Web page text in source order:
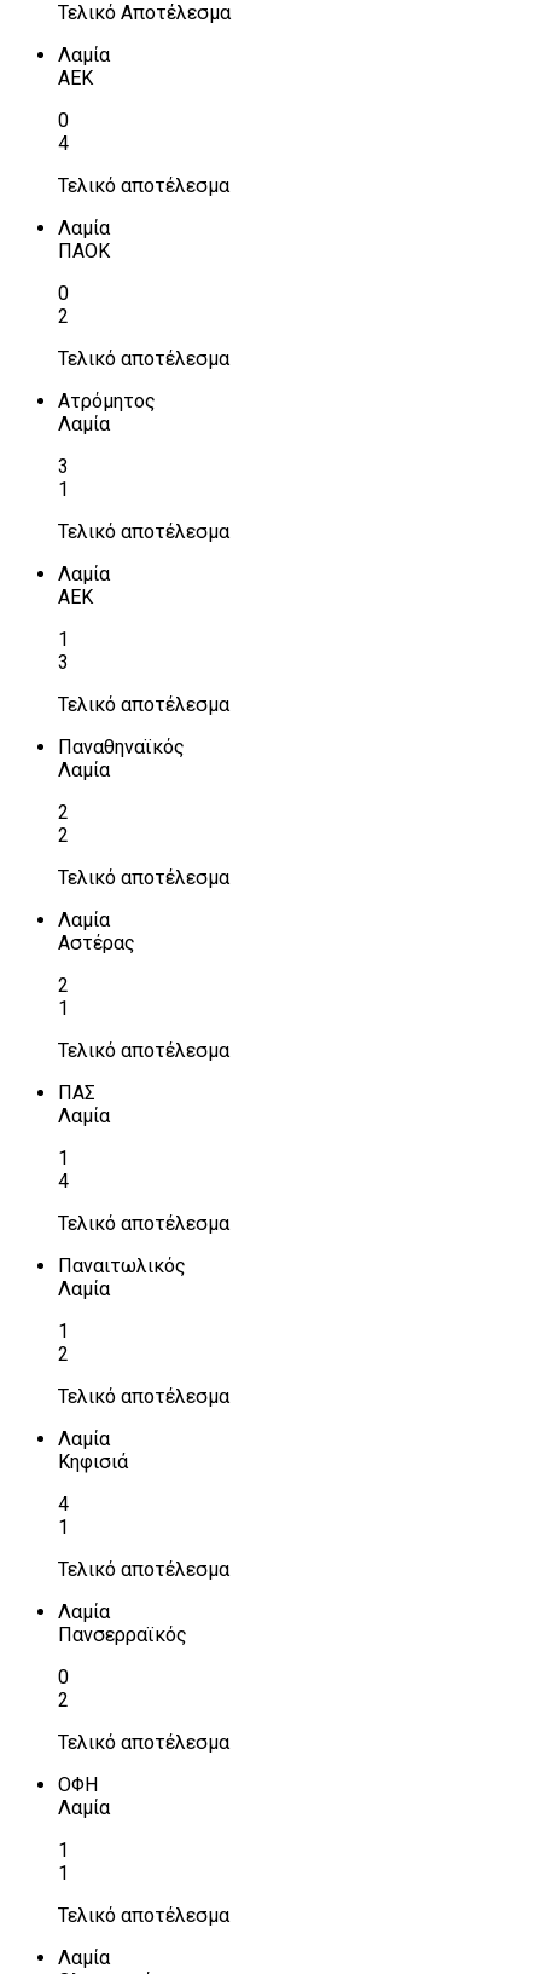
Τελικό Αποτέλεσμα
Λαμία
ΑΕΚ
0
4
Τελικό αποτέλεσμα
Λαμία
ΠΑΟΚ
0
2
Τελικό αποτέλεσμα
Ατρόμητος
Λαμία
3
1
Τελικό αποτέλεσμα
Λαμία
ΑΕΚ
1
3
Τελικό αποτέλεσμα
Παναθηναϊκός
Λαμία
2
2
Τελικό αποτέλεσμα
Λαμία
Αστέρας
2
1
Τελικό αποτέλεσμα
ΠΑΣ
Λαμία
1
4
Τελικό αποτέλεσμα
Παναιτωλικός
Λαμία
1
2
Τελικό αποτέλεσμα
Λαμία
Κηφισιά
4
1
Τελικό αποτέλεσμα
Λαμία
Πανσερραϊκός
0
2
Τελικό αποτέλεσμα
ΟΦΗ
Λαμία
1
1
Τελικό αποτέλεσμα
Λαμία